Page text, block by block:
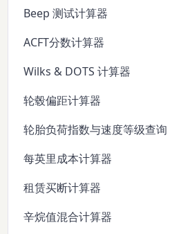
Beep 测试计算器
ACFT分数计算器
Wilks & DOTS 计算器
轮毂偏距计算器
轮胎负荷指数与速度等级查询
每英里成本计算器
租赁买断计算器
辛烷值混合计算器